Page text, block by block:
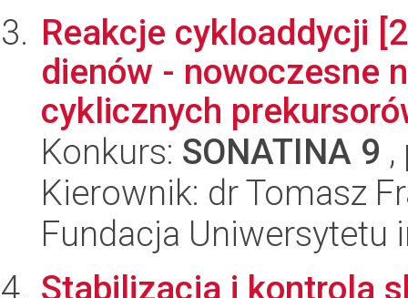
Reakcje cykloaddycji
dienów - nowoczesne
cyklicznych
Konkurs: SONATINA 9
Kierownik: dr Tomasz
Fundacja Uniwersytetu
Stabilizacja i kontrola